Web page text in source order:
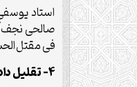
استاد
صالحی
فی
۴- تقلیل دادن عاشورا به یک قیام سیاسی صرف و بی‌توجهی به ابعاد دیگر آن